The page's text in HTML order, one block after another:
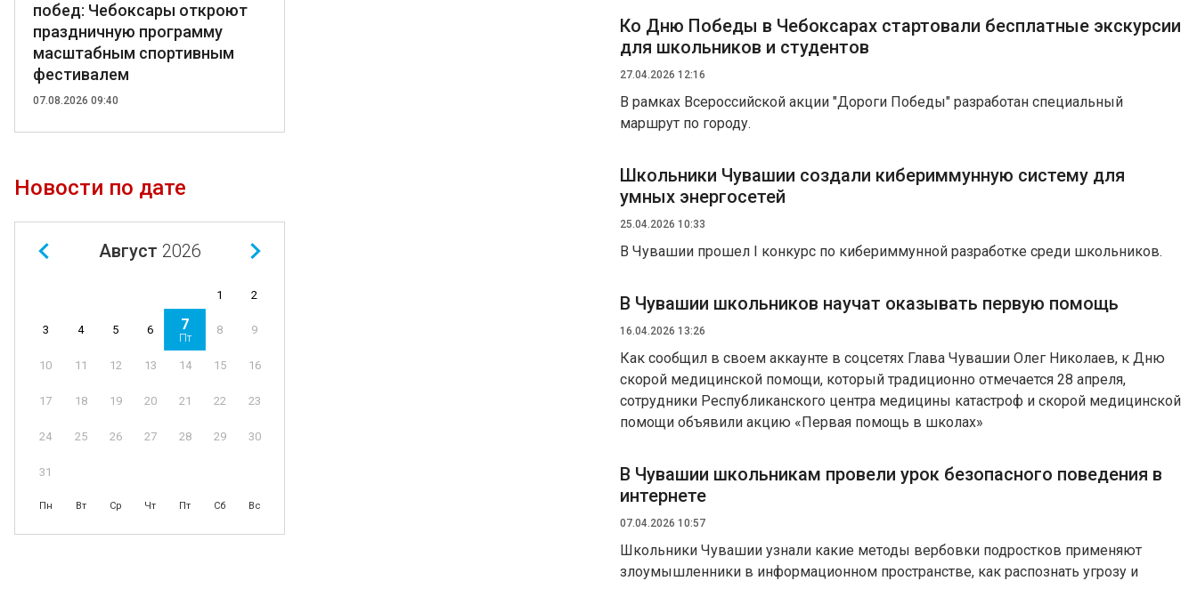
побед: Чебоксары откроют
праздничную программу
масштабным спортивным
фестивалем
07.08.2026 09:40
Новости по дате
Август 2026
Пн Вт Ср Чт Пт Сб Вс
1 2
3 4 5 6 7
Пт
8 9
10 11 12 13 14 15 16
17 18 19 20 21 22 23
24 25 26 27 28 29 30
31
Ко Дню Победы в Чебоксарах стартовали бесплатные экскурсии
для школьников и студентов
27.04.2026 12:16
В рамках Всероссийской акции "Дороги Победы" разработан специальный
маршрут по городу.
Школьники Чувашии создали кибериммунную систему для
умных энергосетей
25.04.2026 10:33
В Чувашии прошел I конкурс по кибериммунной разработке среди школьников.
В Чувашии школьников научат оказывать первую помощь
16.04.2026 13:26
Как сообщил в своем аккаунте в соцсетях Глава Чувашии Олег Николаев, к Дню
скорой медицинской помощи, который традиционно отмечается 28 апреля,
сотрудники Республиканского центра медицины катастроф и скорой медицинской
помощи объявили акцию «Первая помощь в школах»
В Чувашии школьникам провели урок безопасного поведения в
интернете
07.04.2026 10:57
Школьники Чувашии узнали какие методы вербовки подростков применяют
злоумышленники в информационном пространстве, как распознать угрозу и